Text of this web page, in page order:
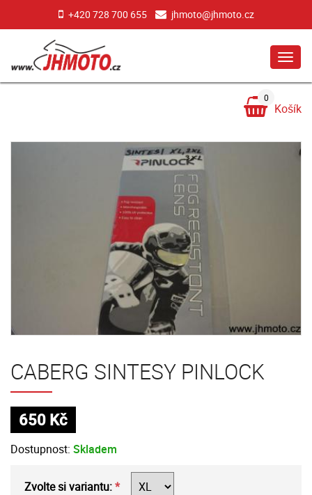
+420 728 700 655 jhmoto@jhmoto.cz
Košík
0
CABERG SINTESY PINLOCK
650 Kč
Dostupnost: Skladem
Zvolte si variantu: